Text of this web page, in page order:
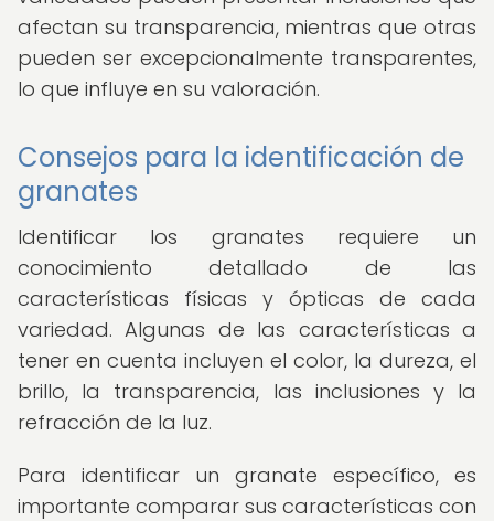
afectan su transparencia, mientras que otras
pueden ser excepcionalmente transparentes,
lo que influye en su valoración.
Consejos para la identificación de
granates
Identificar los granates requiere un
conocimiento detallado de las
características físicas y ópticas de cada
variedad. Algunas de las características a
tener en cuenta incluyen el color, la dureza, el
brillo, la transparencia, las inclusiones y la
refracción de la luz.
Para identificar un granate específico, es
importante comparar sus características con